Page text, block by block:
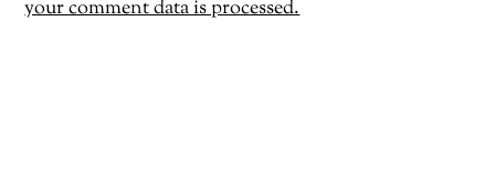
your comment data is processed.